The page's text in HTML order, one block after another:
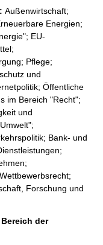
Außenwirtschaft;
Energien;
EU-
Pflege;
und
Öffentliche
im Bereich "Recht";
und
Bank- und
Forschung und
der